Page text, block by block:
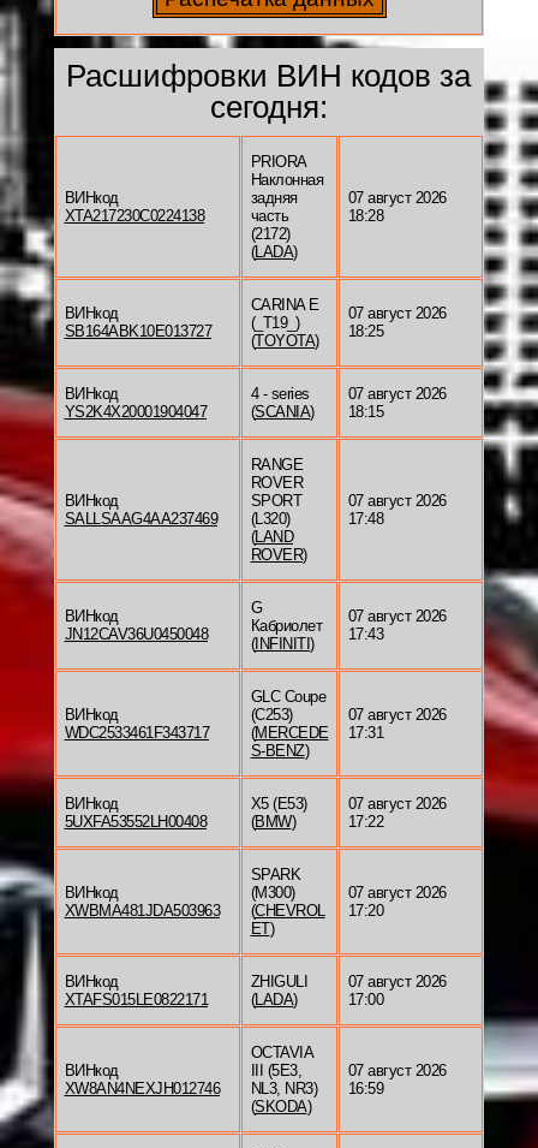
Расшифровки ВИН кодов за
сегодня:
ВИНкод
XTA217230C0224138
PRIORA
Наклонная
задняя
часть
(2172)
(LADA)
07 август 2026
18:28
ВИНкод
SB164ABK10E013727
CARINA E
(_T19_)
(TOYOTA)
07 август 2026
18:25
ВИНкод
YS2K4X20001904047
4 - series
(SCANIA)
07 август 2026
18:15
ВИНкод
SALLSAAG4AA237469
RANGE
ROVER
SPORT
(L320)
(LAND
ROVER)
07 август 2026
17:48
ВИНкод
JN12CAV36U0450048
G
Кабриолет
(INFINITI)
07 август 2026
17:43
ВИНкод
WDC2533461F343717
GLC Coupe
(C253)
(MERCEDE
S-BENZ)
07 август 2026
17:31
ВИНкод
5UXFA53552LH00408
X5 (E53)
(BMW)
07 август 2026
17:22
ВИНкод
XWBMA481JDA503963
SPARK
(M300)
(CHEVROL
ET)
07 август 2026
17:20
ВИНкод
XTAFS015LE0822171
ZHIGULI
(LADA)
07 август 2026
17:00
ВИНкод
XW8AN4NEXJH012746
OCTAVIA
III (5E3,
NL3, NR3)
(SKODA)
07 август 2026
16:59